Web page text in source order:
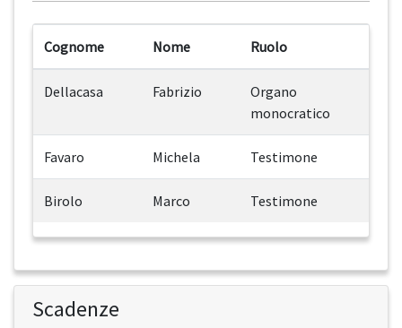
Cognome Nome Ruolo
Dellacasa Fabrizio
Organo
monocratico
Favaro Michela Testimone
Birolo Marco Testimone
Scadenze